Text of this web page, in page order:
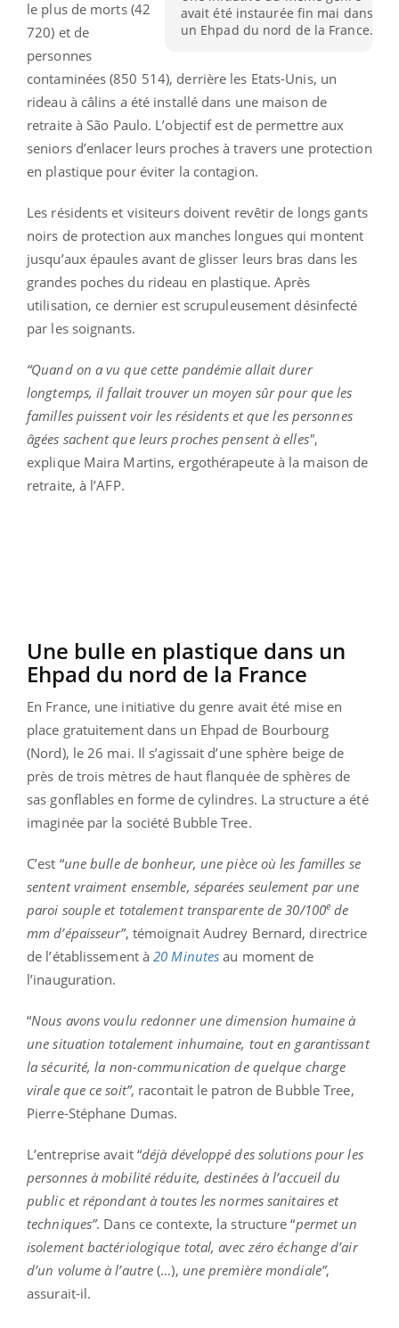
avait été instaurée fin mai dans
un Ehpad du nord de la France.
le plus de morts (42
720) et de
personnes
contaminées (850 514), derrière les Etats-Unis, un
rideau à câlins a été installé dans une maison de
retraite àSão Paulo. L’objectif est de permettre aux
seniors d’enlacer leurs proches à travers une protection
en plastique pour éviter la contagion.
Les résidents et visiteurs doivent revêtir de longs gants
noirs de protection aux manches longues qui montent
jusqu’aux épaules avant de glisser leurs bras dans les
grandes poches du rideau en plastique. Après
utilisation, ce dernier est scrupuleusement désinfecté
par les soignants.
“Quand on a vu que cette pandémie allait durer
longtemps, il fallait trouver un moyen sûr pour que les
familles puissent voir les résidents et que les personnes
âgées sachent que leurs proches pensent à elles",
explique Maira Martins, ergothérapeute à la maison de
retraite, à l’AFP.
Une bulle en plastique dans un
Ehpad du nord de la France
En France, une initiative du genre avait été mise en
place gratuitement dans un Ehpad de Bourbourg
(Nord), le 26 mai. Il s’agissait d’une sphère beige de
près de trois mètres de haut flanquée de sphères de
sas gonflables en forme de cylindres. La structure a été
imaginée par la société Bubble Tree.
C’est “une bulle de bonheur, une pièce où les familles se
sentent vraiment ensemble, séparées seulement par une
paroi souple et totalement transparente de 30/100e de
mm d’épaisseur”, témoignait Audrey Bernard, directrice
de l’établissement à20 Minutes au moment de
l’inauguration.
“Nous avons voulu redonner une dimension humaine à
une situation totalement inhumaine, tout en garantissant
la sécurité, la non-communication de quelque charge
virale que ce soit”, racontait le patron de Bubble Tree,
Pierre-Stéphane Dumas.
L’entreprise avait “déjà développé des solutions pour les
personnes à mobilité réduite, destinées à l’accueil du
public et répondant à toutes les normes sanitaires et
techniques”. Dans ce contexte, la structure “permet un
isolement bactériologique total, avec zéro échange d’air
d’un volume à l’autre (…), une première mondiale”,
assurait-il.